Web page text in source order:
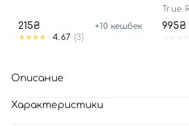
215₴ +10 кешбек
4.67 (3)
True
995₴
Описание
Характеристики